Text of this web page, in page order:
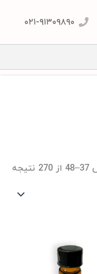
۰۲۱-۹۱۳۰۹۸۹۰
۳.۹۴۶.۸۰۰تومان
through
۷.۸۹۳.۶۰۰تومان
محصول
دارای